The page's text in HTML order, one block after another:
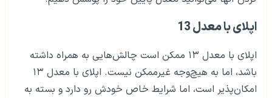
اپلای با معدل 13
اپلای با معدل ۱۳ ممکن است چالش‌هایی به همراه داشته
باشد، اما به هیچ‌وجه غیرممکن نیست. اپلای با معدل ۱۳
امکان‌پذیر است، اما شرایط خاص خودش رو دارد و بسته به